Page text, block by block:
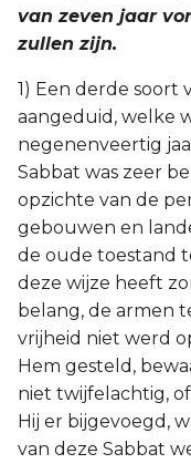
van zeven jaar
zullen zijn.
1) Een derde soort
aangeduid, welke
negenenveertig
Sabbat was zeer
opzichte van de
gebouwen en
de oude toestand
deze wijze heeft
belang, de armen
vrijheid niet werd
Hem gesteld,
niet twijfelachtig,
Hij er bijgevoegd,
van deze Sabbat